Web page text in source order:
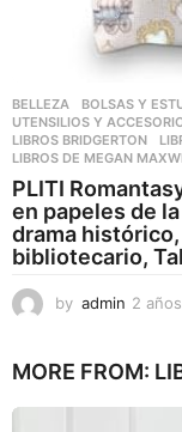
BELLEZA ,BOLSAS Y
UTENSILIOS Y
LIBROS BRIDGERTON
,
LIBROS DE MEGAN
PLITI
en papeles de
drama
bibliotecario,
by admin 2
MORE FROM: